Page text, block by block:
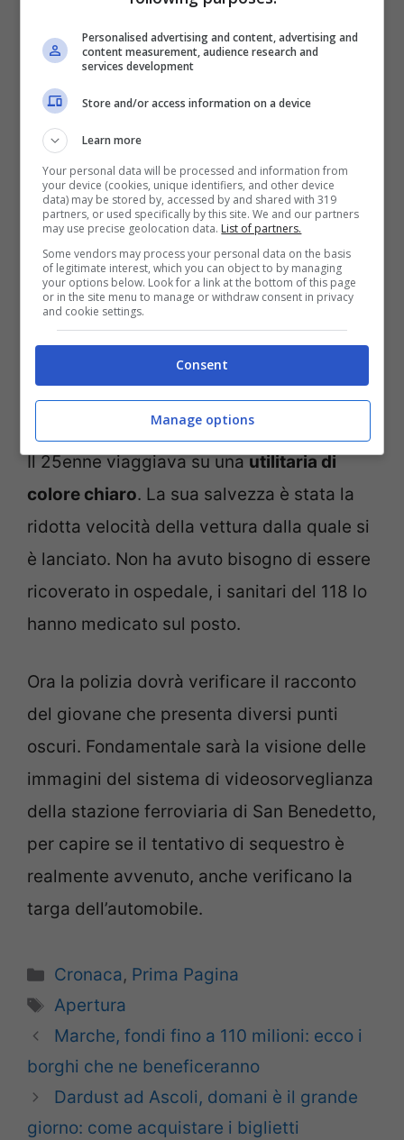
Si lancia a un’auto a San Benedetto per sfuggire a un
sequestro – Ascoli.cityrumors.it
racconto del giovane
, tuttavia, è ancora
da verificare. Per il momento, l’unica
testimonianza che la polizia ritiene
ha visto il giovane aprire lo sportello
dell’auto lanciandosi sull’asfalto.
Il 25enne viaggiava su unautilitaria di
colore chiaro. La sua salvezza è stata la
ridotta velocità della vettura dalla quale si
è lanciato. Non ha avuto bisogno di essere
ricoverato in ospedale, i sanitari del 118 lo
hanno medicato sul posto.
Ora la polizia dovrà verificare il racconto
del giovane che presenta diversi punti
oscuri. Fondamentale sarà la visione delle
immagini del sistema di videosorveglianza
della stazione ferroviaria di San Benedetto,
per capire se il tentativo di sequestro è
realmente avvenuto, anche verificano la
targa dell’automobile.
Categorie
Cronaca, Prima Pagina
Tag
Apertura
Marche, fondi fino a 110 milioni: ecco i
borghi che ne beneficeranno
Dardust ad Ascoli, domani è il grande
giorno: come acquistare i biglietti
Personalised advertising and content, advertising and
content measurement, audience research and
services development
Store and/or access information on a device
Learn more
Your personal data will be processed and information from
your device (cookies, unique identifiers, and other device
data) may be stored by, accessed by and shared with 319
partners, or used specifically by this site. We and our partners
may use precise geolocation data. List of partners.
Some vendors may process your personal data on the basis
of legitimate interest, which you can object to by managing
your options below. Look for a link at the bottom of this page
or in the site menu to manage or withdraw consent in privacy
and cookie settings.
Consent
Manage options